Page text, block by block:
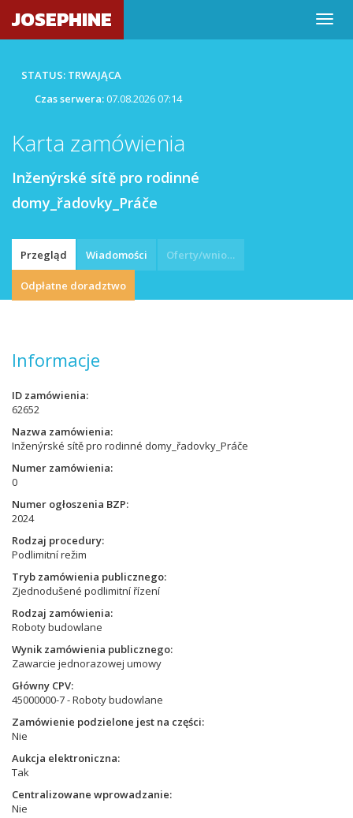
JOSEPHINE
STATUS: TRWAJĄCA
Czas serwera:07.08.2026 07:14
Karta zamówienia
Inženýrské sítě pro rodinné
domy_řadovky_Práče
Przegląd Wiadomości Oferty/wnioski
Odpłatne doradztwo
Informacje
ID zamówienia
62652
Nazwa zamówienia
Inženýrské sítě pro rodinné domy_řadovky_Práče
Numer zamówienia
0
Numer ogłoszenia BZP
2024
Rodzaj procedury
Podlimitní režim
Tryb zamówienia publicznego
Zjednodušené podlimitní řízení
Rodzaj zamówienia
Roboty budowlane
Wynik zamówienia publicznego
Zawarcie jednorazowej umowy
Główny CPV
45000000-7 - Roboty budowlane
Zamówienie podzielone jest na części
Nie
Aukcja elektroniczna
Tak
Centralizowane wprowadzanie
Nie